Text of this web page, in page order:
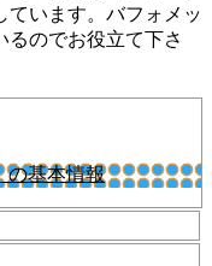
ています。バフォメッ
るのでお役立て下さ
の基本情報